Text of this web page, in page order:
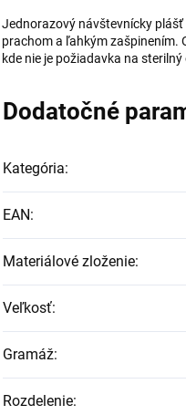
Jednorazový návštevnícky plášť
prachom a ľahkým zašpinením.
kde nie je požiadavka na sterilný
Dodatočné
Kategória:
EAN:
Materiálové zloženie:
Veľkosť:
Gramáž:
Rozdelenie: